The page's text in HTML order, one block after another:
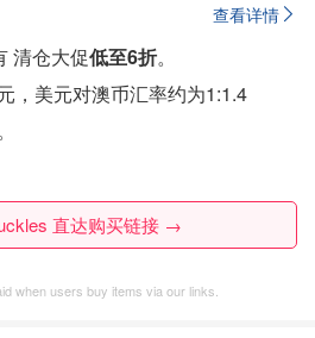
查看详情
清仓大促低至6折。
，美元对澳币汇率约为1:1.4
直达购买链接 →
when users buy items via our links.